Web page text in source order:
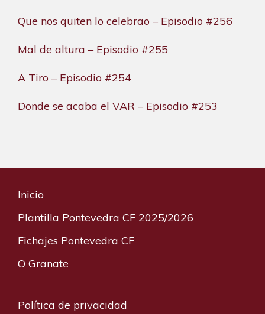
Que nos quiten lo celebrao – Episodio #256
Mal de altura – Episodio #255
A Tiro – Episodio #254
Donde se acaba el VAR – Episodio #253
Inicio
Plantilla Pontevedra CF 2025/2026
Fichajes Pontevedra CF
O Granate
Política de privacidad